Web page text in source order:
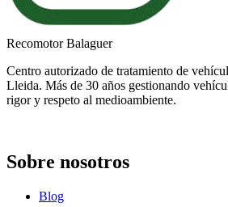
Recomotor Balaguer
Centro autorizado de tratamiento de
Lleida. Más de 30 años gestionando
rigor y respeto al medioambiente.
Sobre nosotros
Blog